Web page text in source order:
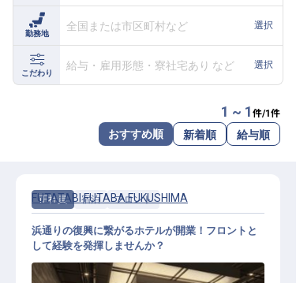
よくある質問
ホテル・宿泊業界情報コラム
転職サポートに申し込む
勤務地
全国または市区町村など 選択
こだわり
給与・雇用形態・寮社宅あり など 選択
1 ~ 1 件/1 件
おすすめ順 新着順 給与順
正社員 宿泊 フロント
FUTATABI FUTABA FUKUSHIMA
浜通りの復興に繋がるホテルが開業！フロントと
して経験を発揮しませんか？